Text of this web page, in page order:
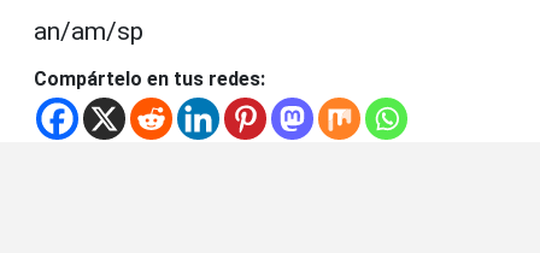
an/am/sp
Compártelo en tus redes: